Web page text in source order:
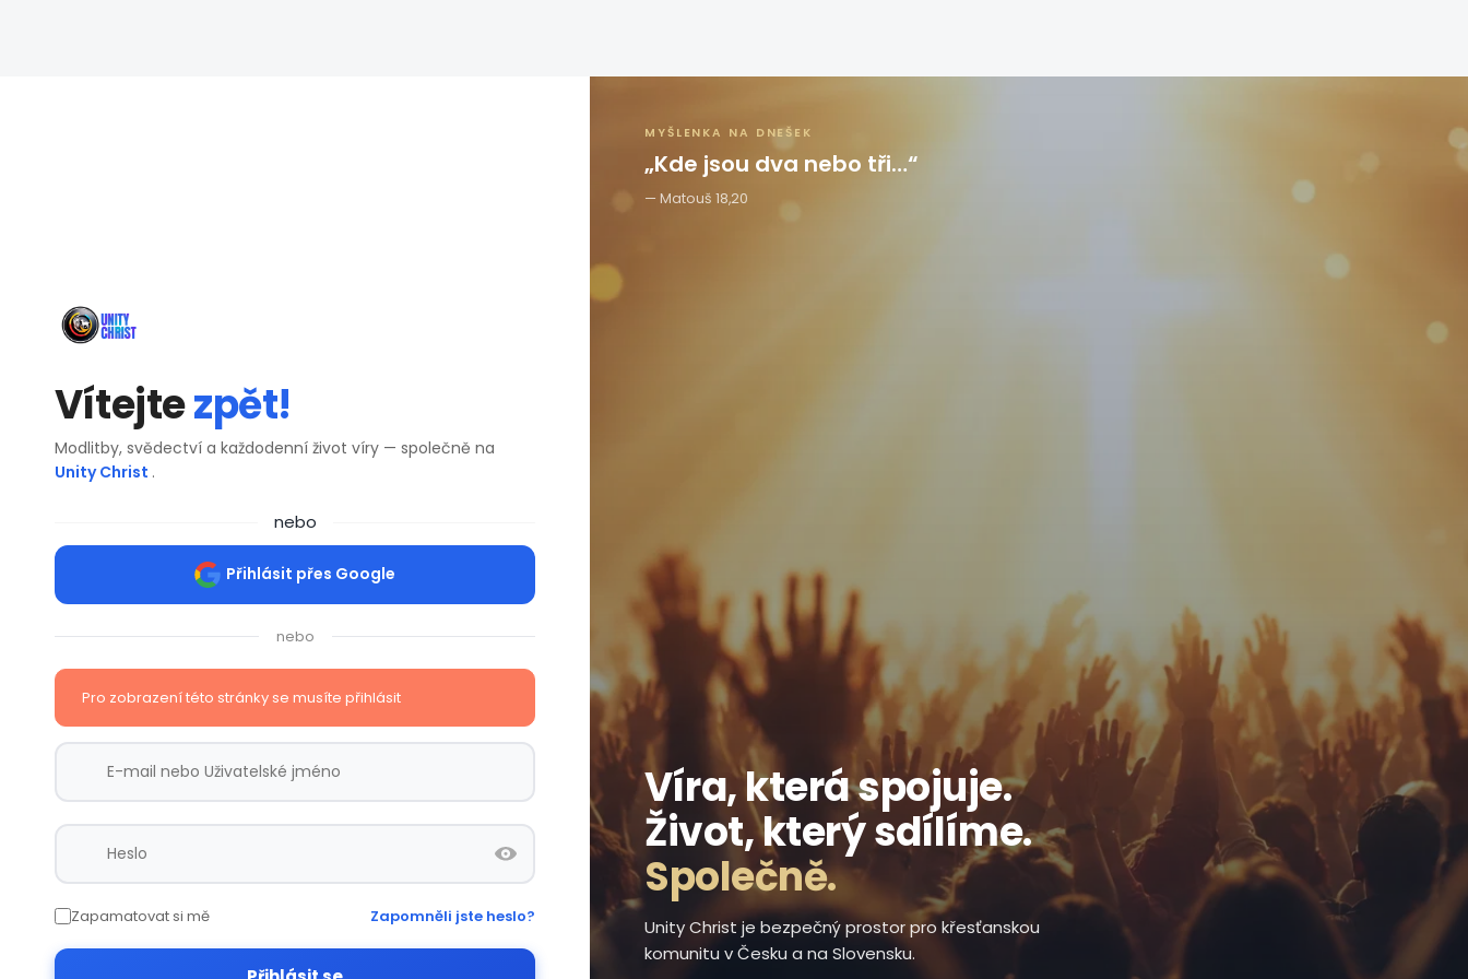
Vítejtezpět!
Modlitby, svědectví a každodenní život víry — společně na
Unity Christ .
nebo
Přihlásit přes Google
nebo
Pro zobrazení této stránky se musíte přihlásit
Zapamatovat si mě Zapomněli jste heslo?
Víra, která spojuje.
Život, který sdílíme.
Společně.
Unity Christ je bezpečný prostor pro křesťanskou
komunitu v Česku a na Slovensku.
MYŠLENKA NA DNEŠEK
„Kde jsou dva nebo tři…“
Matouš 18,20